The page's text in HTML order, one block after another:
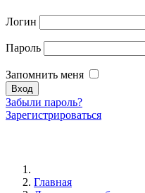
Логин
Пароль
Запомнить меня
Забыли пароль?
Зарегистрироваться
Главная